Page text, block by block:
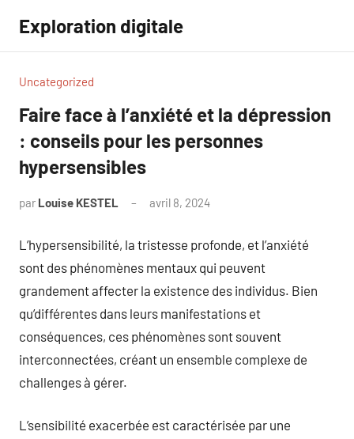
contenu
Exploration digitale
Uncategorized
Faire face à l’anxiété et la dépression
: conseils pour les personnes
hypersensibles
par Louise KESTEL avril 8, 2024
L’hypersensibilité, la tristesse profonde, et l’anxiété
sont des phénomènes mentaux qui peuvent
grandement affecter la existence des individus. Bien
qu’différentes dans leurs manifestations et
conséquences, ces phénomènes sont souvent
interconnectées, créant un ensemble complexe de
challenges à gérer.
L’sensibilité exacerbée est caractérisée par une